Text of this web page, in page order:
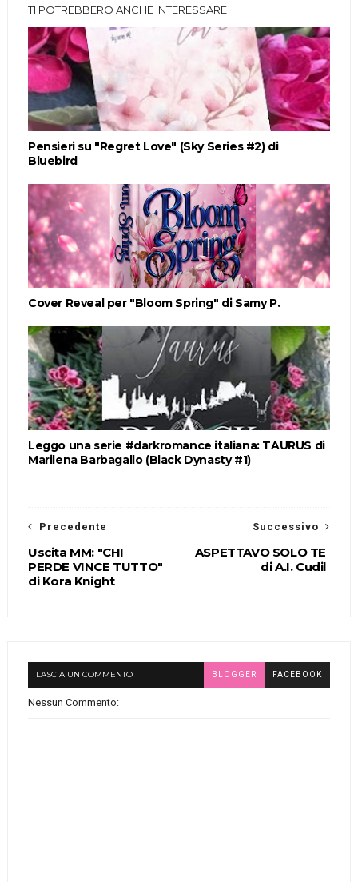
TI POTREBBERO ANCHE INTERESSARE
Pensieri su "Regret Love" (Sky Series #2) di
Bluebird
Cover Reveal per "Bloom Spring" di Samy P.
Leggo una serie #darkromance italiana: TAURUS di
Marilena Barbagallo (Black Dynasty #1)
Successivo
ASPETTAVO SOLO TE
di A.I. Cudil
Precedente
Uscita MM: "CHI
PERDE VINCE TUTTO"
di Kora Knight
LASCIA UN COMMENTO BLOGGER FACEBOOK
Nessun Commento: